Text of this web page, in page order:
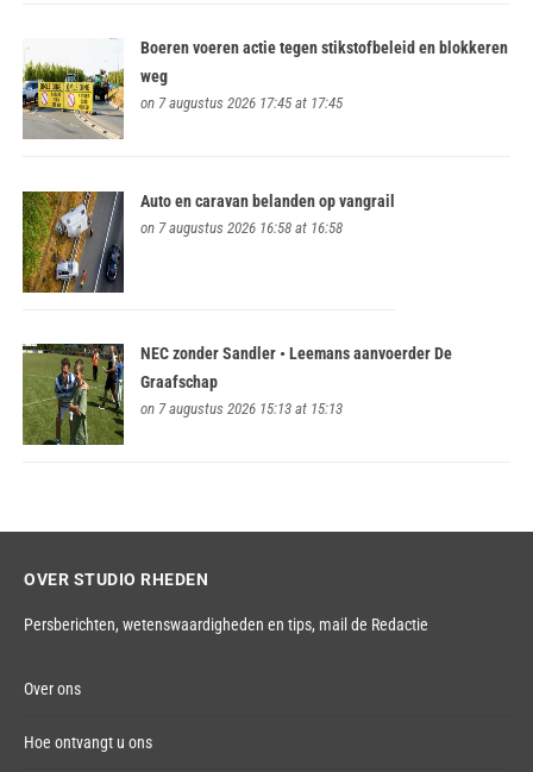
Boeren voeren actie tegen stikstofbeleid en blokkeren
weg
on 7 augustus 2026 17:45 at 17:45
Auto en caravan belanden op vangrail
on 7 augustus 2026 16:58 at 16:58
NEC zonder Sandler • Leemans aanvoerder De
Graafschap
on 7 augustus 2026 15:13 at 15:13
OVER STUDIO RHEDEN
Persberichten, wetenswaardigheden en tips, mail de Redactie
Over ons
Hoe ontvangt u ons